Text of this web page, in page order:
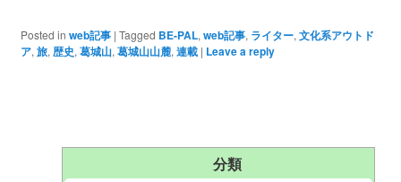
Posted in web記事 | Tagged BE-PAL, web記事, ライター, 文化系アウトド
ア, 旅, 歴史, 葛城山, 葛城山山麓, 連載 | Leave a reply
分類